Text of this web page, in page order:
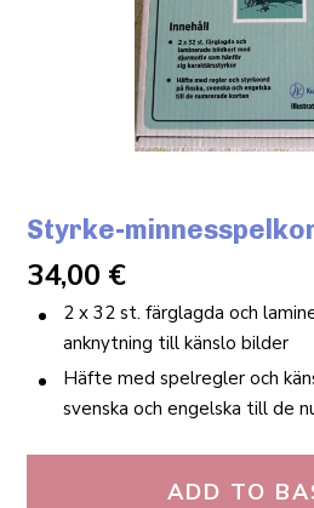
Styrke-
34,00 €
2 x 32 st. färglagda och
anknytning till känslo bilder
Häfte med spelregler och
svenska och engelska till de
ADD TO